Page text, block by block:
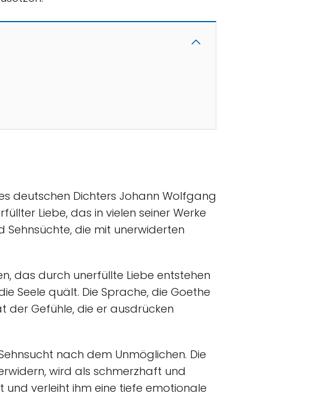
deutschen Dichters Johann Wolfgang
Liebe, das in vielen seiner Werke
Sehnsüchte, die mit unerwiderten
das durch unerfüllte Liebe entstehen
Seele quält. Die Sprache, die Goethe
der Gefühle, die er ausdrücken
nach dem Unmöglichen. Die
wird als schmerzhaft und
verleiht ihm eine tiefe emotionale